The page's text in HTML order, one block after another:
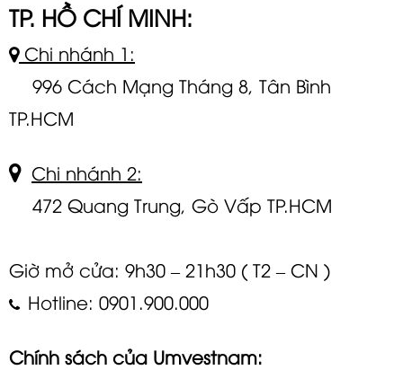
TP. HỒ CHÍ MINH:
Chi nhánh 1:
996 Cách Mạng Tháng 8, Tân Bình
TP.HCM
Chi nhánh 2:
472 Quang Trung, Gò Vấp TP.HCM
Giờ mở cửa: 9h30 – 21h30 ( T2 – CN )
Hotline: 0901.900.000
Chính sách của Umvestnam: